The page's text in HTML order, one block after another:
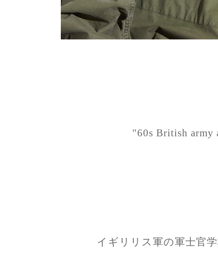
"60s British army
イギリリス軍の軍士官